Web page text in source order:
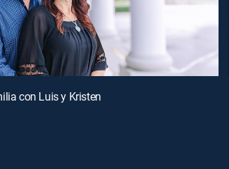
con Luis y Kristen